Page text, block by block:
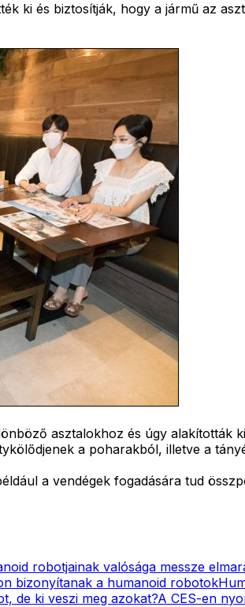
ki és biztosítják, hogy a jármű az
asztalokhoz és úgy alakították
a poharakból, illetve a
a vendégek fogadására tud
robotjainak valósága messze
bizonyítanak a humanoid robotok
de ki veszi meg azokat?A CES-en